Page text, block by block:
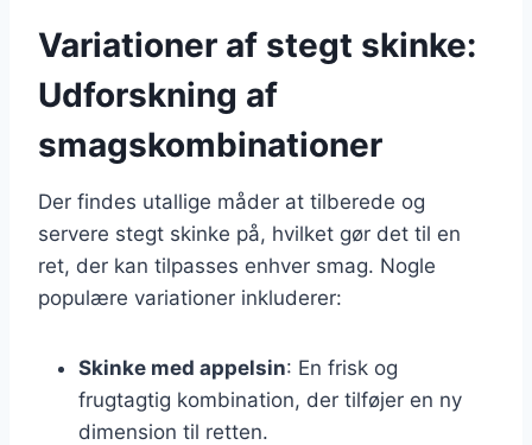
Variationer af stegt skinke:
Udforskning af
smagskombinationer
Der findes utallige måder at tilberede og
servere stegt skinke på, hvilket gør det til en
ret, der kan tilpasses enhver smag. Nogle
populære variationer inkluderer:
Skinke med appelsin: En frisk og
frugtagtig kombination, der tilføjer en ny
dimension til retten.